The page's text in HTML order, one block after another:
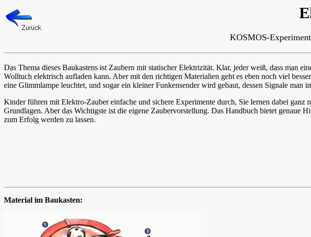
KOSMOS-
Das Thema dieses Baukastens ist Zaubern mit statischer Elektrizität. Klar, jeder weiß, dass man
Wolltuch elektrisch aufladen kann. Aber mit den richtigen Materialien geht es eben noch viel
eine Glimmlampe leuchtet, und sogar ein kleiner Funkensender wird gebaut, dessen Signale man
Kinder führen mit Elektro-Zauber einfache und sichere Experimente durch, Sie lernen dabei ganz
Grundlagen. Aber das Wichtigste ist die eigene Zaubervorstellung. Das Handbuch bietet genaue
zum Erfolg werden zu lassen.
Material im Baukasten: